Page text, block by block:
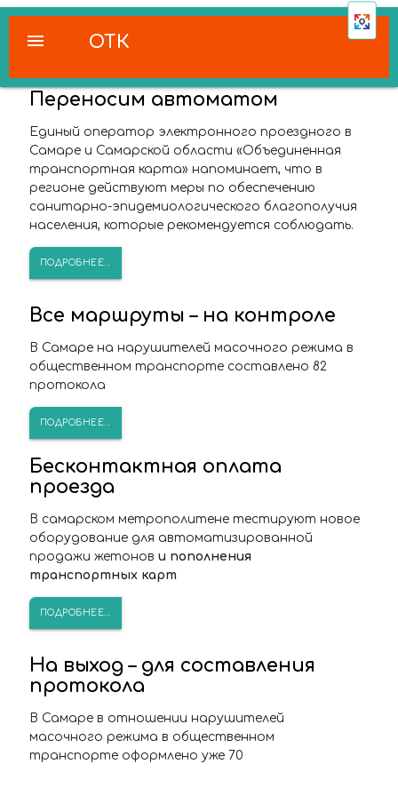
ОТК
menu
Переносим автоматом
Единый оператор электронного проездного в
Самаре и Самарской области «Объединенная
транспортная карта» напоминает, что в
регионе действуют меры по обеспечению
санитарно-эпидемиологического благополучия
населения, которые рекомендуется соблюдать.
ПОДРОБНЕЕ...
Все маршруты – на контроле
В Самаре на нарушителей масочного режима в
общественном транспорте составлено 82
протокола
ПОДРОБНЕЕ...
Бесконтактная оплата
проезда
В самарском метрополитене тестируют новое
оборудование для автоматизированной
продажи жетонов и пополнения
транспортных карт
ПОДРОБНЕЕ...
На выход – для составления
протокола
В Самаре в отношении нарушителей
масочного режима в общественном
транспорте оформлено уже 70